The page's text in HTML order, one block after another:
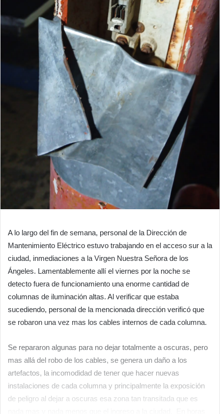
A lo largo del fin de semana, personal de la Dirección de
Mantenimiento Eléctrico estuvo trabajando en el acceso sur a la
ciudad, inmediaciones a la Virgen Nuestra Señora de los
Ángeles. Lamentablemente allí el viernes por la noche se
detecto fuera de funcionamiento una enorme cantidad de
columnas de iluminación altas. Al verificar que estaba
sucediendo, personal de la mencionada dirección verificó que
se robaron una vez mas los cables internos de cada columna.
Se repararon algunas para no dejar totalmente a oscuras, pero
mas allá del robo de los cables, se genera un daño a los
artefactos, la incomodidad de tener que hacer nuevas
instalaciones de cada columna y principalmente la exposición
de peligro al dejar a oscuras esa zona tan transitada que es